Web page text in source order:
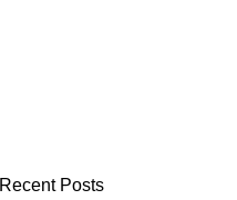
Recent Posts